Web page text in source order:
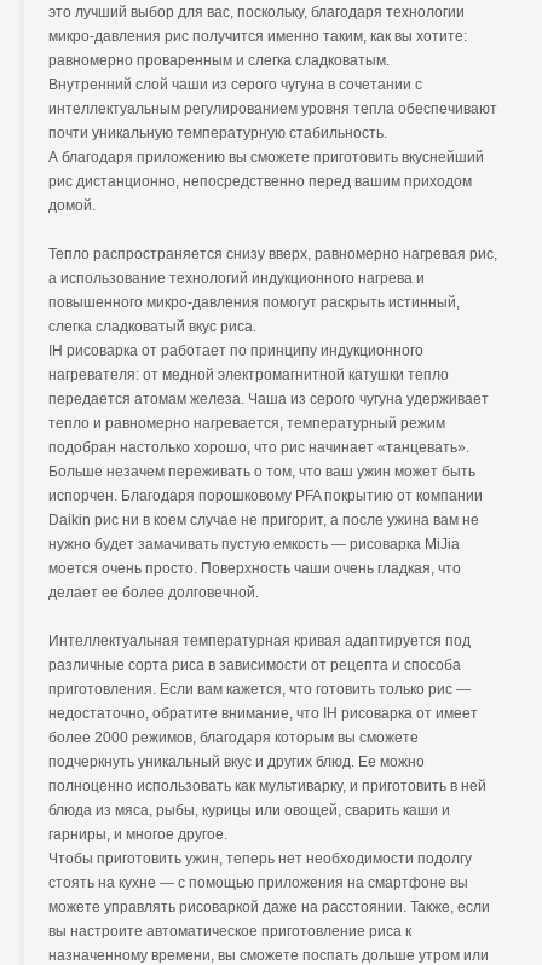
это лучший выбор для вас, поскольку, благодаря технологии
микро-давления рис получится именно таким, как вы хотите:
равномерно проваренным и слегка сладковатым.
Внутренний слой чаши из серого чугуна в сочетании с
интеллектуальным регулированием уровня тепла обеспечивают
почти уникальную температурную стабильность.
А благодаря приложению вы сможете приготовить вкуснейший
рис дистанционно, непосредственно перед вашим приходом
домой.
Тепло распространяется снизу вверх, равномерно нагревая рис,
а использование технологий индукционного нагрева и
повышенного микро-давления помогут раскрыть истинный,
слегка сладковатый вкус риса.
IH рисоварка от работает по принципу индукционного
нагревателя: от медной электромагнитной катушки тепло
передается атомам железа. Чаша из серого чугуна удерживает
тепло и равномерно нагревается, температурный режим
подобран настолько хорошо, что рис начинает «танцевать».
Больше незачем переживать о том, что ваш ужин может быть
испорчен. Благодаря порошковому PFA покрытию от компании
Daikin рис ни в коем случае не пригорит, а после ужина вам не
нужно будет замачивать пустую емкость — рисоварка MiJia
моется очень просто. Поверхность чаши очень гладкая, что
делает ее более долговечной.
Интеллектуальная температурная кривая адаптируется под
различные сорта риса в зависимости от рецепта и способа
приготовления. Если вам кажется, что готовить только рис —
недостаточно, обратите внимание, что IH рисоварка от имеет
более 2000 режимов, благодаря которым вы сможете
подчеркнуть уникальный вкус и других блюд. Ее можно
полноценно использовать как мультиварку, и приготовить в ней
блюда из мяса, рыбы, курицы или овощей, сварить каши и
гарниры, и многое другое.
Чтобы приготовить ужин, теперь нет необходимости подолгу
стоять на кухне — с помощью приложения на смартфоне вы
можете управлять рисоваркой даже на расстоянии. Также, если
вы настроите автоматическое приготовление риса к
назначенному времени, вы сможете поспать дольше утром или